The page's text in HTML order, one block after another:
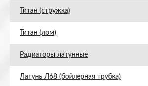
Титан (стружка)
Титан (лом)
Радиаторы латунные
Латунь Л68 (бойлерная трубка)